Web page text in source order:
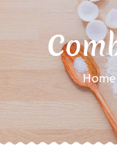
Home